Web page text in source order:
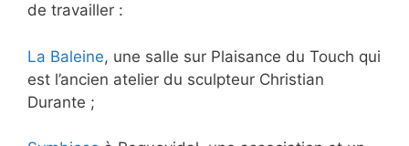
de travailler :
La Baleine, une salle sur Plaisance du Touch qui
est l’ancien atelier du sculpteur Christian
Durante ;